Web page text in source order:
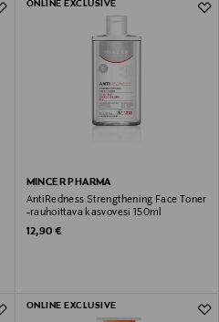
ONLINE EXCLUSIVE
MINCER PHARMA
AntiRedness Strengthening Face Toner
-rauhoittava kasvovesi 150ml
Original Price
12,90 €
ONLINE EXCLUSIVE